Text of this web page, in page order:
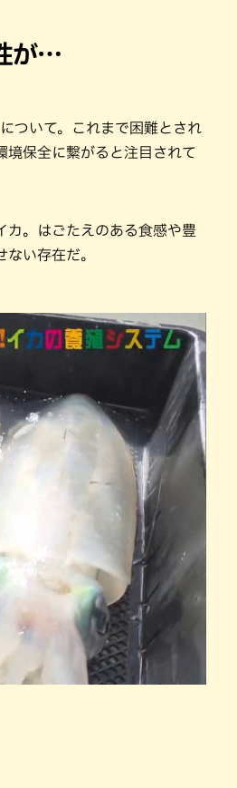
が…
ついて。これまで困難とされ
境保全に繋がると注目されて
カ。はごたえのある食感や豊
い存在だ。